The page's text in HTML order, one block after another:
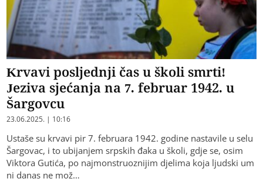
Krvavi posljednji čas u školi smrti!
Jeziva sjećanja na 7. februar 1942. u
Šargovcu
23.06.2025. | 10:16
Ustaše su krvavi pir 7. februara 1942. godine nastavile u selu
Šargovac, i to ubijanjem srpskih đaka u školi, gdje se, osim
Viktora Gutića, po najmonstruoznijim djelima koja ljudski um
ni danas ne mož…